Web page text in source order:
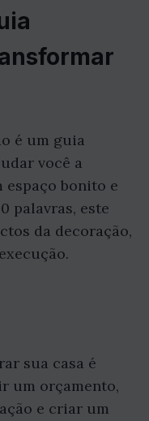
é um guia
você a
espaço bonito e
palavras, este
da decoração,
sua casa é
um orçamento,
e criar um